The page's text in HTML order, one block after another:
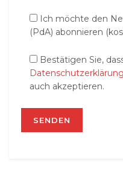
Ich möchte den
(PdA) abonnieren
Bestätigen Sie,
Datenschutzerklärung
auch akzeptieren.